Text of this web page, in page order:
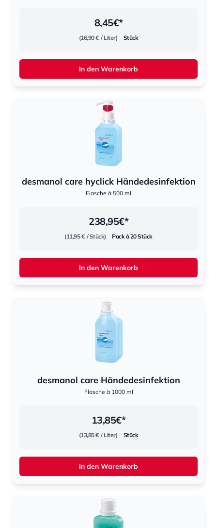
8,45€*
(16,90 € / Liter) Stück
In den Warenkorb
desmanol care hyclick Händedesinfektion
Flasche à 500 ml
238,95€*
(11,95 € / Stück) Pack à 20 Stück
In den Warenkorb
desmanol care Händedesinfektion
Flasche à 1000 ml
13,85€*
(13,85 € / Liter) Stück
In den Warenkorb